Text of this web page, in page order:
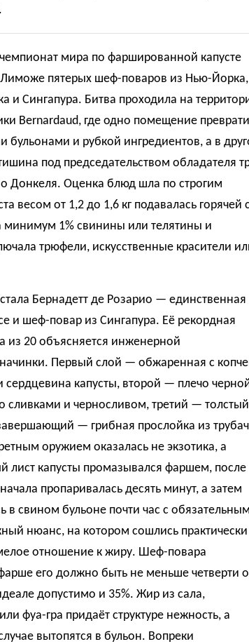
мира по фаршированной капусте
пятерых шеф-поваров из Нью-Йорка,
и Сингапура. Битва проходила на
Bernardaud, где одно помещение
бульонами и рубкой ингредиентов, а в
под председательством обладателя
Донкеля. Оценка блюд шла по строгим
весом от 1,2 до 1,6 кг подавалась горячей с
минимум 1% свинины или телятины и
трюфели, искусственные красители
Бернадетт де Розарио — единственная
и шеф-повар из Сингапура. Её рекордная
из 20 объясняется инженерной
Первый слой — обжаренная с
сердцевина капусты, второй — плечо
сливками и черносливом, третий — толстый
— грибная прослойка из
оружием оказалась не экзотика, а
лист капусты промазывался фаршем, после
пропаривалась десять минут, а затем
в свином бульоне почти час с обязательным
нюанс, на котором сошлись практически
отношение к жиру. Шеф-повара
его должно быть не меньше четверти
допустимо и 35%. Жир из сала,
фуа-гра придаёт структуре нежность, а
вытопятся в бульон. Вопреки